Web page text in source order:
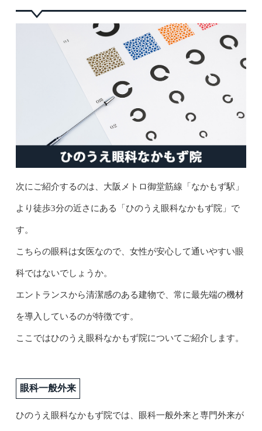
次にご紹介するのは、大阪メトロ御堂筋線「なかもず駅」
より徒歩3分の近さにある「ひのうえ眼科なかもず院」で
す。
こちらの眼科は女医なので、女性が安心して通いやすい眼
科ではないでしょうか。
エントランスから清潔感のある建物で、常に最先端の機材
を導入しているのが特徴です。
ここではひのうえ眼科なかもず院についてご紹介します。
眼科一般外来
ひのうえ眼科なかもず院では、眼科一般外来と専門外来が